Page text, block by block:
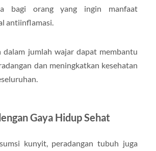
bagi orang yang ingin manfaat
antiinflamasi.
dalam jumlah wajar dapat membantu
dan meningkatkan kesehatan
Gaya Hidup Sehat
kunyit, peradangan tubuh juga